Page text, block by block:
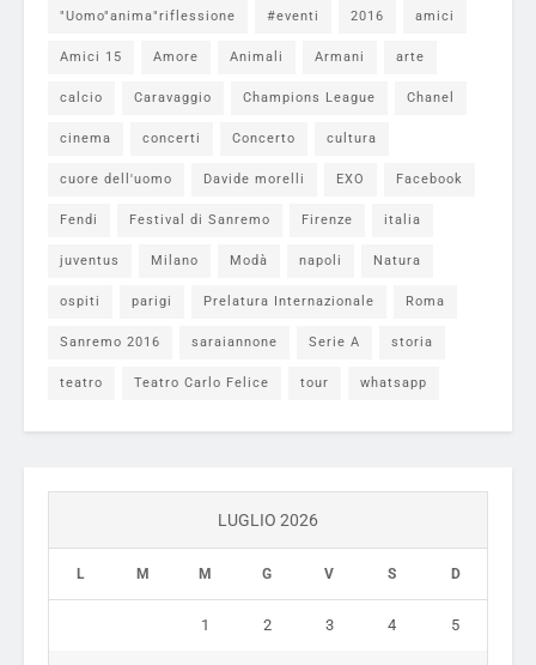
"Uomo"anima"riflessione #eventi 2016 amici
Amici 15 Amore Animali Armani arte
calcio Caravaggio Champions League Chanel
cinema concerti Concerto cultura
cuore dell'uomo Davide morelli EXO Facebook
Fendi Festival di Sanremo Firenze italia
juventus Milano Modà napoli Natura
ospiti parigi Prelatura Internazionale Roma
Sanremo 2016 saraiannone Serie A storia
teatro Teatro Carlo Felice tour whatsapp
LUGLIO 2026
L M M G V S D
1 2 3 4 5